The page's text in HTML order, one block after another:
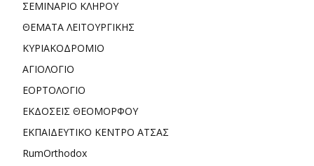
ΣΕΜΙΝΑΡΙΟ ΚΛΗΡΟΥ
ΘΕΜΑΤΑ ΛΕΙΤΟΥΡΓΙΚΗΣ
ΚΥΡΙΑΚΟΔΡΟΜΙΟ
ΑΓΙΟΛΟΓΙΟ
ΕΟΡΤΟΛΟΓΙΟ
ΕΚΔΟΣΕΙΣ ΘΕΟΜΟΡΦΟΥ
ΕΚΠΑΙΔΕΥΤΙΚΟ ΚΕΝΤΡΟ ΑΤΣΑΣ
RumOrthodox